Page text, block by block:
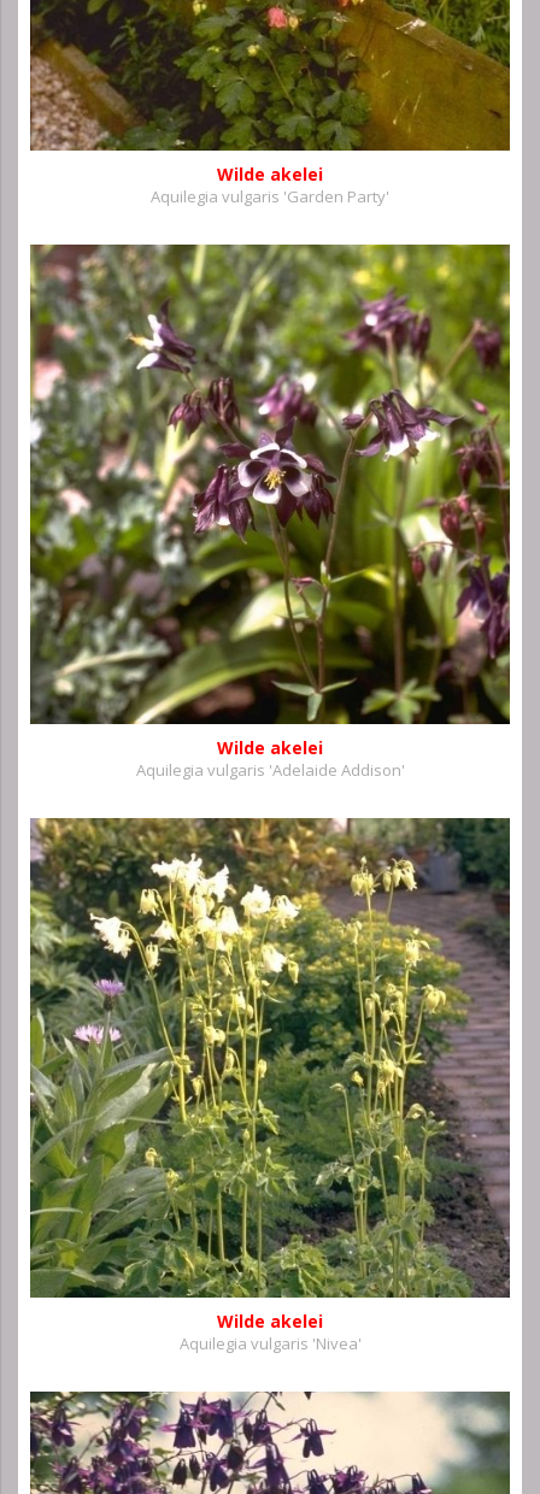
Wilde akelei
Aquilegia vulgaris 'Garden Party'
Wilde akelei
Aquilegia vulgaris 'Adelaide Addison'
Wilde akelei
Aquilegia vulgaris 'Nivea'